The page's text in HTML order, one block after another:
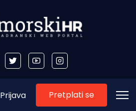
Prijava Pretplati se